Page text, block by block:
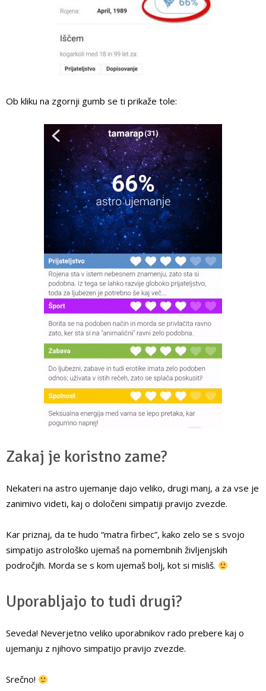
Ob kliku na zgornji gumb se ti prikaže tole:
Zakaj je koristno zame?
Nekateri na astro ujemanje dajo veliko, drugi manj, a za vse je
zanimivo videti, kaj o določeni simpatiji pravijo zvezde.
Kar priznaj, da te hudo “matra firbec”, kako zelo se s svojo
simpatijo astrološko ujemaš na pomembnih življenjskih
področjih. Morda se s kom ujemaš bolj, kot si misliš.
Uporabljajo to tudi drugi?
Seveda! Neverjetno veliko uporabnikov rado prebere kaj o
ujemanju z njihovo simpatijo pravijo zvezde.
Srečno!